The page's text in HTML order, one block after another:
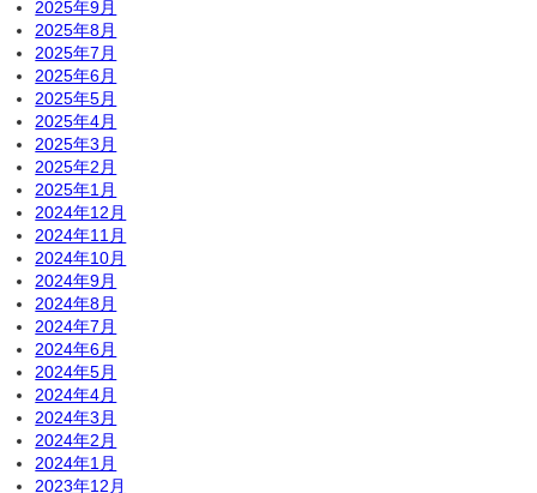
2025年9月
2025年8月
2025年7月
2025年6月
2025年5月
2025年4月
2025年3月
2025年2月
2025年1月
2024年12月
2024年11月
2024年10月
2024年9月
2024年8月
2024年7月
2024年6月
2024年5月
2024年4月
2024年3月
2024年2月
2024年1月
2023年12月